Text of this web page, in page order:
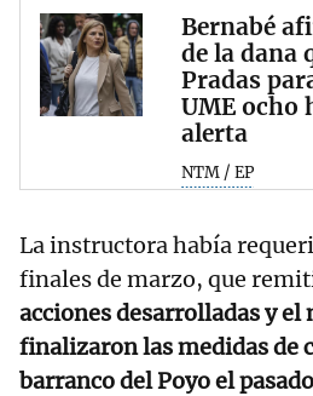
Bernabé
de la dana
Pradas
UME ocho
alerta
NTM / EP
La instructora había
finales de marzo, que
acciones desarrolladas y el
finalizaron las medidas de
barranco del Poyo el